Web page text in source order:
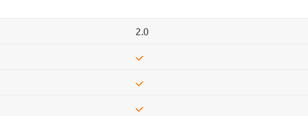
2.0